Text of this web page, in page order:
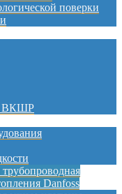
поверки
ВКШР
Danfoss